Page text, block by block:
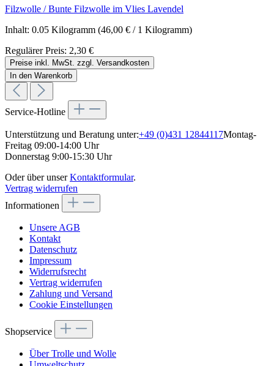
Filzwolle / Bunte Filzwolle im Vlies Lavendel
Inhalt: 0.05 Kilogramm (46,00 € / 1 Kilogramm)
Regulärer Preis: 2,30 €
Preise inkl. MwSt. zzgl. Versandkosten
In den Warenkorb
Service-Hotline
Unterstützung und Beratung unter:+49 (0)431 12844117Montag-
Freitag 09:00-14:00 Uhr
Donnerstag 9:00-15:30 Uhr
Oder über unserKontaktformular.
Vertrag widerrufen
Informationen
Unsere AGB
Kontakt
Datenschutz
Impressum
Widerrufsrecht
Vertrag widerrufen
Zahlung und Versand
Cookie Einstellungen
Shopservice
Über Trolle und Wolle